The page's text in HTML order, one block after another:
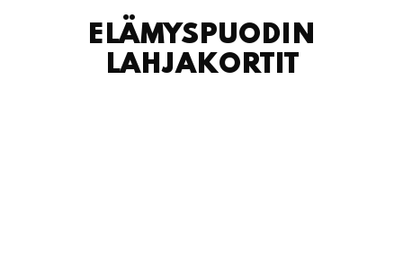
ELÄMYSPUODIN
LAHJAKORTIT